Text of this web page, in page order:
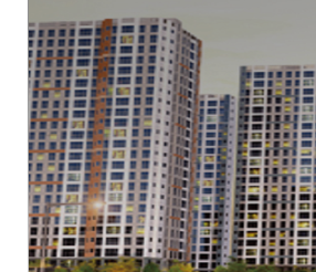
현장 경기도 이천시 장호원읍
시행 ㈜한국토지신탁 (위
시공 우방산업(주), 동아건설산
세대수 총 413세대